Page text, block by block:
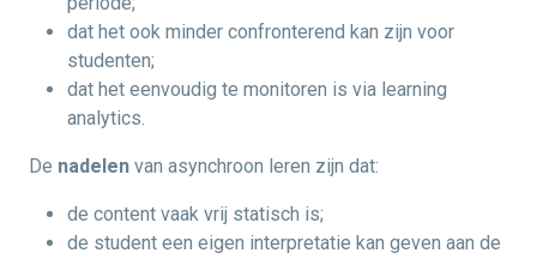
dat het ook minder confronterend kan zijn voor
studenten;
dat het eenvoudig te monitoren is via learning
analytics.
De nadelen van asynchroon leren zijn dat:
de content vaak vrij statisch is;
de student een eigen interpretatie kan geven aan de